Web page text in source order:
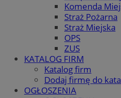
Komenda
Straż Pożarna
Straż Miejska
OPS
ZUS
KATALOG FIRM
Katalog firm
Dodaj firmę do
OGŁOSZENIA